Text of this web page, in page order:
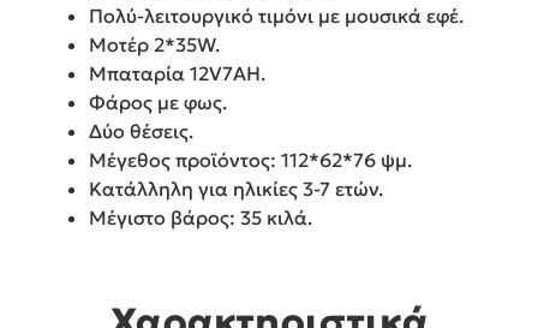
Πολύ-λειτουργικό τιμόνι με μουσικά εφέ.
Μοτέρ 2*35W.
Μπαταρία 12V7AH.
Φάρος με φως.
Δύο θέσεις.
Μέγεθος προϊόντος: 112*62*76 ψμ.
Κατάλληλη για ηλικίες 3-7 ετών.
Μέγιστο βάρος: 35 κιλά.